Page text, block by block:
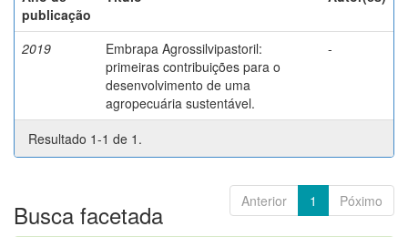
publicação
2019
Embrapa Agrossilvipastoril:
primeiras contribuições para o
desenvolvimento de uma
agropecuária sustentável.
-
Resultado 1-1 de 1.
Anterior 1 Póximo
Busca facetada